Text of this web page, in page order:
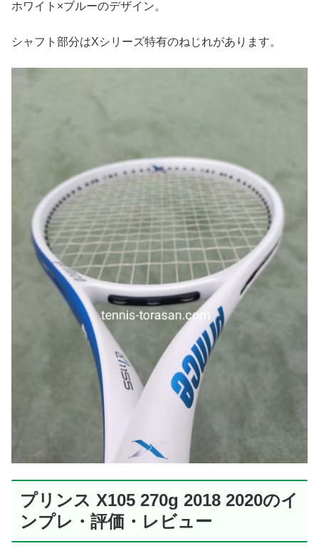
ホワイト×ブルーのデザイン。
シャフト部分はXシリーズ特有のねじれがあります。
プリンス X105 270g 2018 2020のイ
ンプレ・評価・レビュー